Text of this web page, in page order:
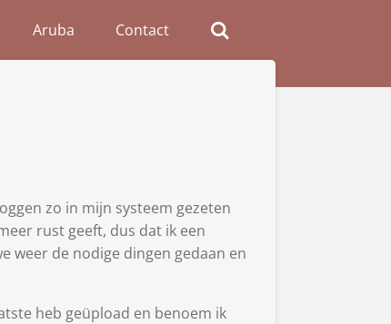
Aruba Contact
zo in mijn systeem gezeten
rust geeft, dus dat ik een
weer de nodige dingen gedaan en
heb geüpload en benoem ik